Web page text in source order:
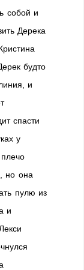
собой и
Дерека
будто
и
спасти
у
но она
пулю из
и